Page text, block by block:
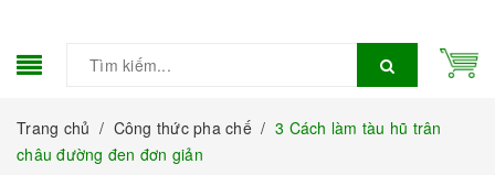
Trang chủ / Công thức pha chế / 3 Cách làm tàu hũ trân
châu đường đen đơn giản